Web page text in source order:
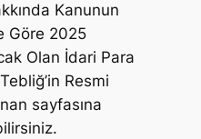
Kanunun
Göre 2025
Olan İdari Para
Resmi
sayfasına